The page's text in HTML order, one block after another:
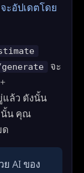
ะอัปเดตโดย
จะ
ล้ว ดังนั้น
นั้น คุณ
ย AI ของ